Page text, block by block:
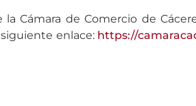
Cámara de Comercio de
enlace: https://